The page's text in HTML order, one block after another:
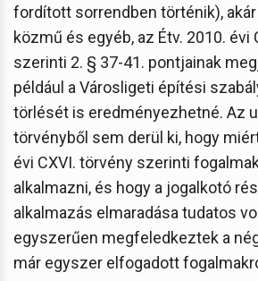
fordított sorrendben történik), akár
közmű és egyéb, az Étv. 2010. évi
szerinti 2. § 37-41. pontjainak
például a Városligeti építési
törlését is eredményezhetné. Az
törvényből sem derül ki, hogy
évi CXVI. törvény szerinti
alkalmazni, és hogy a jogalkotó
alkalmazás elmaradása tudatos
egyszerűen megfeledkeztek a
már egyszer elfogadott